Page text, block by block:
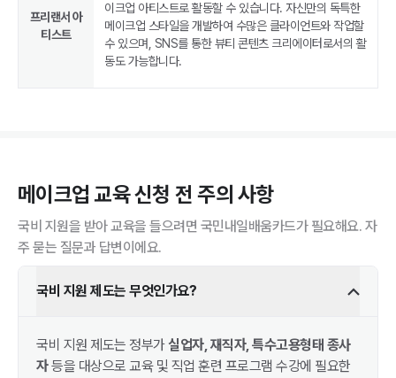
프리랜서 아
티스트
이크업 아티스트로 활동할 수 있습니다. 자신만의 독특한
메이크업 스타일을 개발하여 수많은 클라이언트와 작업할
수 있으며, SNS를 통한 뷰티 콘텐츠 크리에이터로서의 활
동도 가능합니다.
메이크업 교육 신청 전 주의 사항
국비 지원을 받아 교육을 들으려면 국민내일배움카드가 필요해요. 자
주 묻는 질문과 답변이에요.
국비 지원 제도는 무엇인가요?
국비 지원 제도는 정부가실업자, 재직자, 특수고용형태 종사
자등을 대상으로 교육 및 직업 훈련 프로그램 수강에 필요한